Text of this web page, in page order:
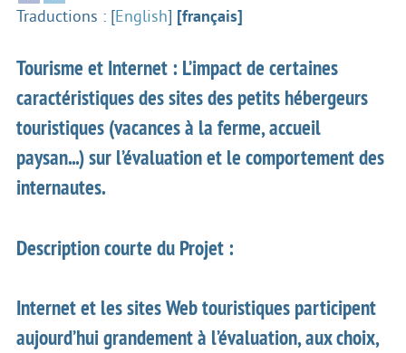
Traductions : [English] [français]
Tourisme et Internet : L’impact de certaines
caractéristiques des sites des petits hébergeurs
touristiques (vacances à la ferme, accueil
paysan...) sur l’évaluation et le comportement des
internautes.
Description courte du Projet :
Internet et les sites Web touristiques participent
aujourd’hui grandement à l’évaluation, aux choix,